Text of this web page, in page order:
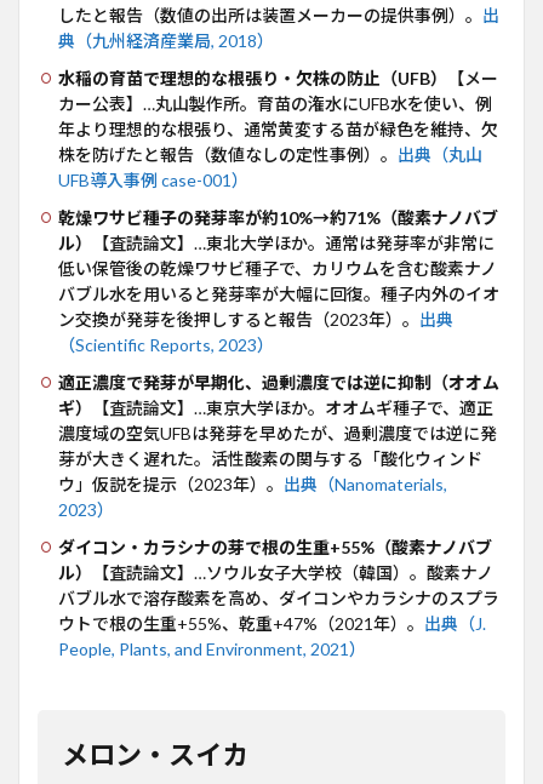
したと報告（数値の出所は装置メーカーの提供事例）。 出
典（九州経済産業局, 2018）
水稲の育苗で理想的な根張り・欠株の防止（UFB）
【メー
カー公表】…丸山製作所。育苗の潅水にUFB水を使い、例
年より理想的な根張り、通常黄変する苗が緑色を維持、欠
株を防げたと報告（数値なしの定性事例）。 出典（丸山
UFB導入事例 case-001）
乾燥ワサビ種子の発芽率が約10%→約71%（酸素ナノバブ
ル）
【査読論文】…東北大学ほか。通常は発芽率が非常に
低い保管後の乾燥ワサビ種子で、カリウムを含む酸素ナノ
バブル水を用いると発芽率が大幅に回復。種子内外のイオ
ン交換が発芽を後押しすると報告（2023年）。 出典
（Scientific Reports, 2023）
適正濃度で発芽が早期化、過剰濃度では逆に抑制（オオム
ギ）
【査読論文】…東京大学ほか。オオムギ種子で、適正
濃度域の空気UFBは発芽を早めたが、過剰濃度では逆に発
芽が大きく遅れた。活性酸素の関与する「酸化ウィンド
ウ」仮説を提示（2023年）。 出典（Nanomaterials,
2023）
ダイコン・カラシナの芽で根の生重+55%（酸素ナノバブ
ル）
【査読論文】…ソウル女子大学校（韓国）。酸素ナノ
バブル水で溶存酸素を高め、ダイコンやカラシナのスプラ
ウトで根の生重+55%、乾重+47%（2021年）。 出典（J.
People, Plants, and Environment, 2021）
メロン・スイカ